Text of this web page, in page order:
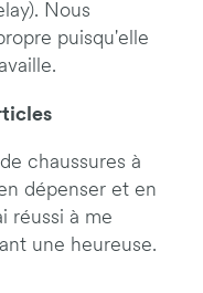
Nous
puisqu'elle
chaussures à
dépenser et en
réussi à me
une heureuse.